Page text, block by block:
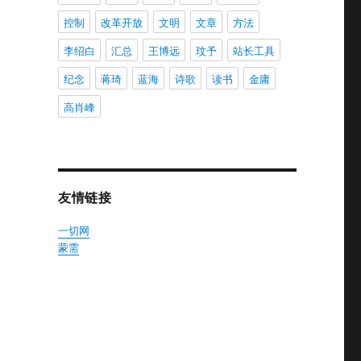
控制
改革开放 文明 文章
方法
李绍白
汇总 王博远 玟予
站长工具
纪念
蒋琦 蓝海 诗歌 读书
金庸
高肖峰
友情链接
一切网
蒙需